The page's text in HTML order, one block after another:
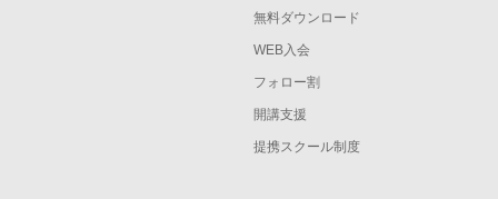
無料ダウンロード
WEB入会
フォロー割
開講支援
提携スクール制度